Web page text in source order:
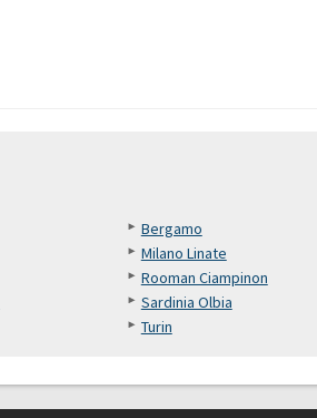
Bergamo
Milano Linate
Rooman Ciampinon
Sardinia Olbia
Turin